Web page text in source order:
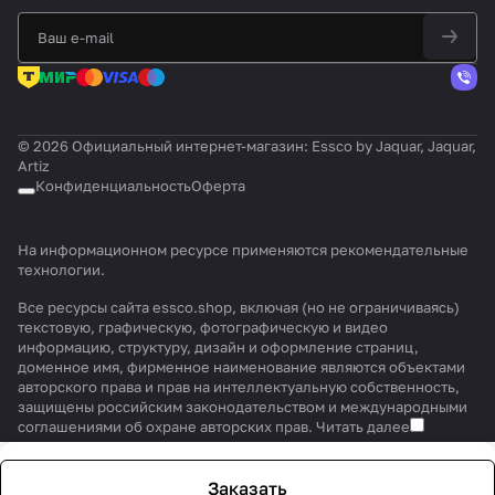
Заказать
© 2026 Официальный интернет-магазин: Essco by Jaquar, Jaquar,
Artiz
КонфиденциальностьОферта
На информационном ресурсе применяются рекомендательные
технологии.
Все ресурсы сайта essco.shop, включая (но не ограничиваясь)
текстовую, графическую, фотографическую и видео
информацию, структуру, дизайн и оформление страниц,
доменное имя, фирменное наименование являются объектами
авторского права и прав на интеллектуальную собственность,
защищены российским законодательством и международными
соглашениями об охране авторских прав. Читать далее